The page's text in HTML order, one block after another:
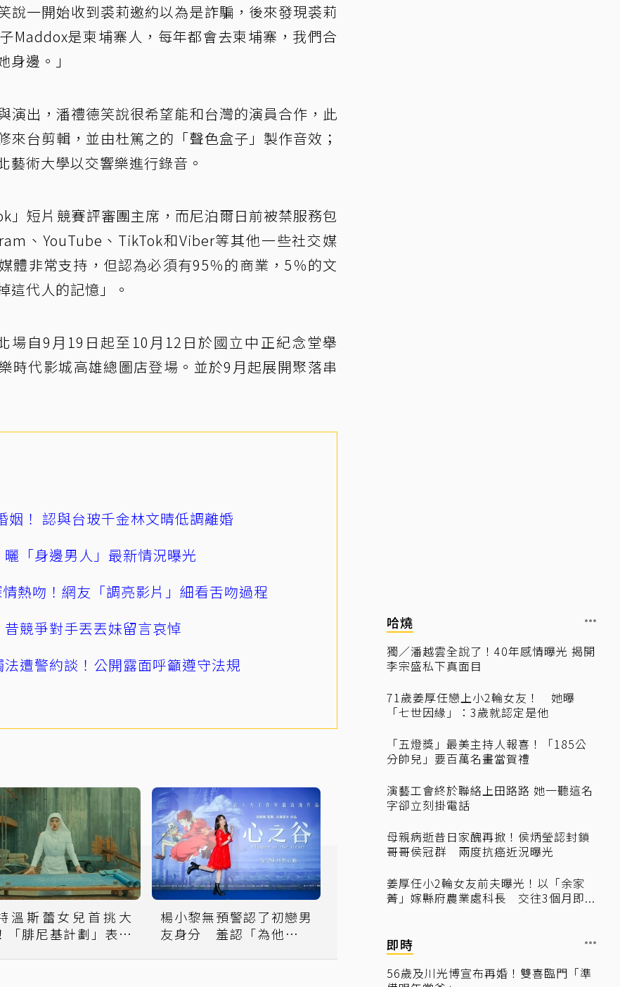
說一開始收到裘莉邀約以為是詐騙，後來發現裘莉
Maddox是柬埔寨人，每年都會去柬埔寨，我們合
邊。」
演出，潘禮德笑說很希望能和台灣的演員合作，此
來台剪輯，並由杜篤之的「聲色盒子」製作音效；
藝術大學以交響樂進行錄音。
」短片競賽評審團主席，而尼泊爾日前被禁服務包
、YouTube、TikTok和Viber等其他一些社交媒
體非常支持，但認為必須有95％的商業，5％的文
這代人的記憶」。
場自9月19日起至10月12日於國立中正紀念堂舉
時代影城高雄總圖店登場。並於9月起展開聚落串
姻！ 認與台玻千金林文晴低調離婚
「身邊男人」最新情況曝光
熱吻！網友「調亮影片」細看舌吻過程
競爭對手丟丟妹留言哀悼
遭警約談！公開露面呼籲遵守法規
溫斯蕾女兒首挑大
「腓尼基計劃」表現
楊小黎無預警認了初戀男
友身分 羞認「為他掉眼
哈燒
獨／潘越雲全說了！40年感情曝光 揭開
李宗盛私下真面目
71歲姜厚任戀上小2輪女友！ 她曝
「七世因緣」：3歲就認定是他
「五燈獎」最美主持人報喜！「185公
分帥兒」要百萬名畫當賀禮
演藝工會終於聯絡上田路路 她一聽這名
字卻立刻掛電話
母親病逝昔日家醜再掀！侯炳瑩認封鎖
哥哥侯冠群 兩度抗癌近況曝光
姜厚任小2輪女友前夫曝光！以「余家
菁」嫁縣府農業處科長 交往3個月即...
即時
56歲及川光博宣布再婚！雙喜臨門「準